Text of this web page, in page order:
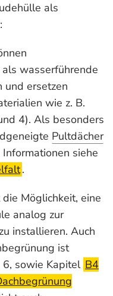
als
wasserführende
und ersetzen
wie z. B.
4). Als besonders
Pultdächer
siehe
.
Möglichkeit, eine
analog zur
installieren. Auch
ist
sowie Kapitel B4